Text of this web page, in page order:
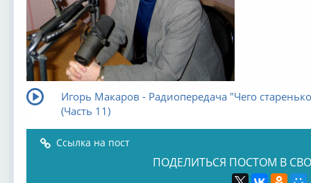
Игорь Макаров - Радиопередача "Чего
(Часть 11)
Ссылка на пост
ПОДЕЛИТЬСЯ ПОСТОМ В